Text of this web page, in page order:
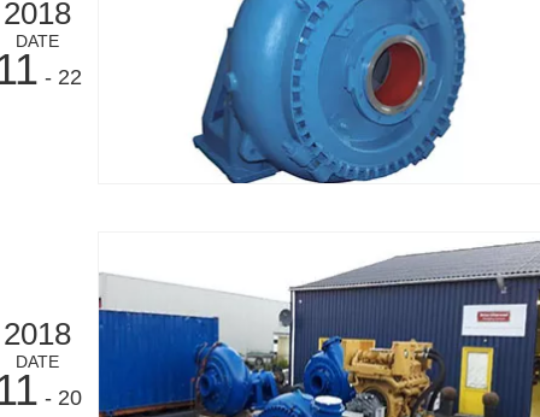
2018
DATE
- 22
2018
DATE
- 20